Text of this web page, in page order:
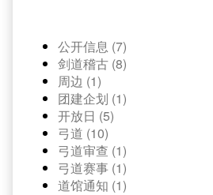
公开信息 (7)
剑道稽古 (8)
周边 (1)
团建企划 (1)
开放日 (5)
弓道 (10)
弓道审查 (1)
弓道赛事 (1)
道馆通知 (1)